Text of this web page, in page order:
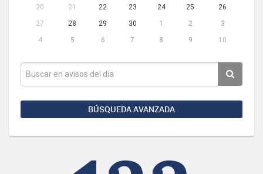
20
21 22 23 24 25
26
27
28 29 30 1 2
3
4
5 6 7 8 9 10
BÚSQUEDA AVANZADA